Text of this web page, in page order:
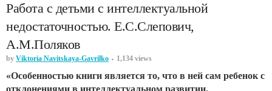
Работа с детьми с интеллектуальной
недостаточностью. Е.С.Слепович,
А.М.Поляков
by Viktoria Navitskaya-Gavrilko 1,134 views
«Особенностью книги является то, что в ней сам ребенок с